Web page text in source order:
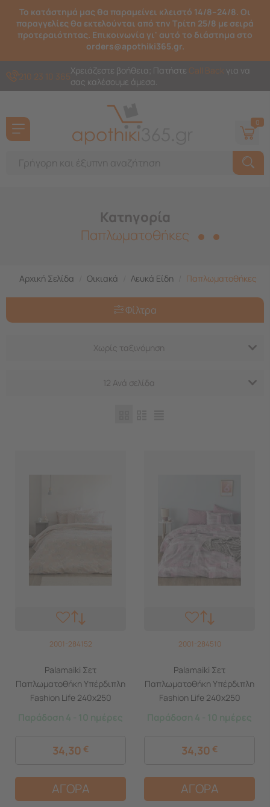
Το κατάστημά μας θα παραμείνει κλειστό 14/8–24/8. Οι
παραγγελίες θα εκτελούνται από την Τρίτη 25/8 με σειρά
προτεραιότητας. Επικοινωνία γι' αυτό το διάστημα στο
orders@apothiki365.gr.
210 23 10 365Χρειάζεστε βοήθεια; Πατήστε Call Back για να
σας καλέσουμε άμεσα.
0
Κατηγορία
Παπλωματοθήκες
Αρχική Σελίδα Οικιακά Λευκά Είδη Παπλωματοθήκες
Φίλτρα
Χωρίς ταξινόμηση
12 Ανά σελίδα
2001-284152
Palamaiki Σετ
Παπλωματοθήκη Υπέρδιπλη
Fashion Life 240x250
FL6248 Μπεζ
Παράδοση 4 - 10 ημέρες
34,30 €
ΑΓΟΡΑ
2001-284510
Palamaiki Σετ
Παπλωματοθήκη Υπέρδιπλη
Fashion Life 240x250
Παράδοση 4 - 10 ημέρες
34,30 €
ΑΓΟΡΑ